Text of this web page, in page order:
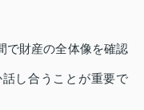
で財産の全体像を確認
し合うことが重要で